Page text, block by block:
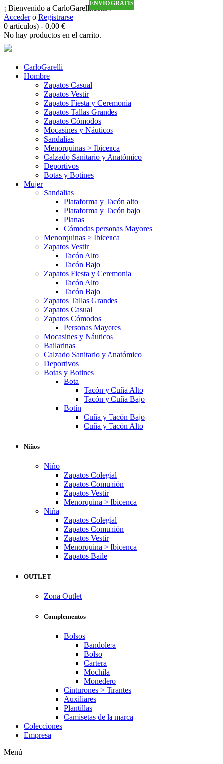
¡ Bienvenido a CarloGarelli.com !
Accedero Registrarse
0 artículos) - 0,00 €
No hay productos en el carrito.
CarloGarelli
Hombre
Zapatos Casual
Zapatos Vestir
Zapatos Fiesta y Ceremonia
Zapatos Tallas Grandes
Zapatos Cómodos
Mocasines y Náuticos
Sandalias
Menorquinas > Ibicenca
Calzado Sanitario y Anatómico
Deportivos
Botas y Botines
Mujer
Sandalias
Plataforma y Tacón alto
Plataforma y Tacón bajo
Planas
Cómodas personas Mayores
Menorquinas > Ibicenca
Zapatos Vestir
Tacón Alto
Tacón Bajo
Zapatos Fiesta y Ceremonia
Tacón Alto
Tacón Bajo
Zapatos Tallas Grandes
Zapatos Casual
Zapatos Cómodos
Personas Mayores
Mocasines y Náuticos
Bailarinas
Calzado Sanitario y Anatómico
Deportivos
Botas y Botines
Bota
Tacón y Cuña Alto
Tacón y Cuña Bajo
Botín
Cuña y Tacón Bajo
Cuña y Tacón Alto
Niños
Niño
Zapatos Colegial
Zapatos Comunión
Zapatos Vestir
Menorquina > Ibicenca
Niña
Zapatos Colegial
Zapatos Comunión
Zapatos Vestir
Menorquina > Ibicenca
Zapatos Baile
OUTLET
Zona Outlet
Complementos
Bolsos
Bandolera
Bolso
Cartera
Mochila
Monedero
Cinturones > Tirantes
Auxiliares
Plantillas
Camisetas de la marca
Colecciones
Empresa
Menú
ENVÍO GRATIS
ENVÍO GRATIS
ENVÍO GRATIS
ENVÍO GRATIS
ENVÍO GRATIS